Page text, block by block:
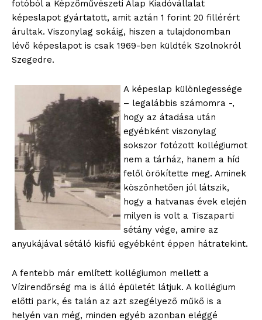
fotóból a Képzőművészeti Alap Kiadóvállalat
képeslapot gyártatott, amit aztán 1 forint 20 fillérért
árultak. Viszonylag sokáig, hiszen a tulajdonomban
lévő képeslapot is csak 1969-ben küldték Szolnokról
Szegedre.
A képeslap különlegessége
– legalábbis számomra -,
hogy az átadása után
egyébként viszonylag
sokszor fotózott kollégiumot
nem a tárház, hanem a híd
felől örökítette meg. Aminek
köszönhetően jól látszik,
hogy a hatvanas évek elején
milyen is volt a Tiszaparti
sétány vége, amire az
anyukájával sétáló kisfiú egyébként éppen hátratekint.
A fentebb már említett kollégiumon mellett a
Vízirendőrség ma is álló épületét látjuk. A kollégium
előtti park, és talán az azt szegélyező műkő is a
helyén van még, minden egyéb azonban eléggé